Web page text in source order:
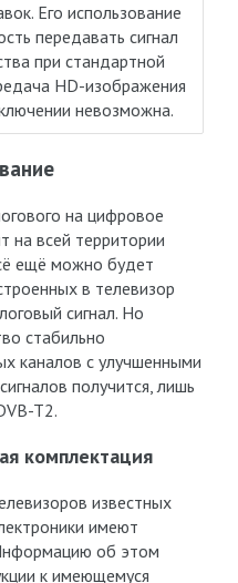
Его использование
передавать сигнал
при стандартной
HD-изображения
невозможна.
на цифровое
на всей территории
ещё можно будет
в телевизор
сигнал. Но
стабильно
каналов с улучшенными
получится, лишь
T2.
комплектация
известных
имеют
об этом
к имеющемуся